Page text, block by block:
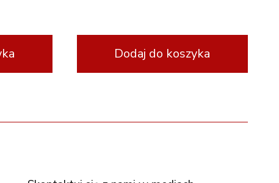
499.00€.422.00€.
Dodaj do koszyka